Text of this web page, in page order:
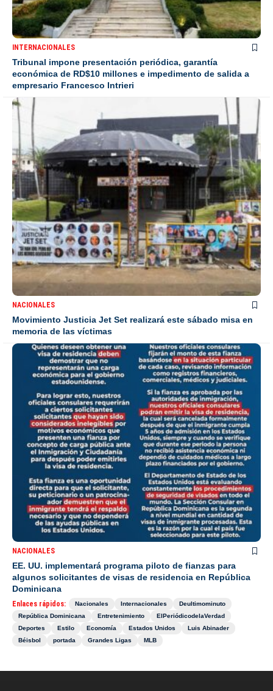
INTERNACIONALES
Tribunal impone presentación periódica, garantía
económica de RD$10 millones e impedimento de salida a
empresario Francesco Intrieri
NACIONALES
Movimiento Justicia Jet Set realizará este sábado misa en
memoria de las víctimas
NACIONALES
EE. UU. implementará programa piloto de fianzas para
algunos solicitantes de visas de residencia en República
Dominicana
Enlaces rápidos: Nacionales Internacionales
Deultimominuto
República Dominicana
Entretenimiento
ElPeriódicodelaVerdad
Deportes
Estilo Economía Estados Unidos
Luis Abinader
Béisbol
portada Grandes Ligas MLB